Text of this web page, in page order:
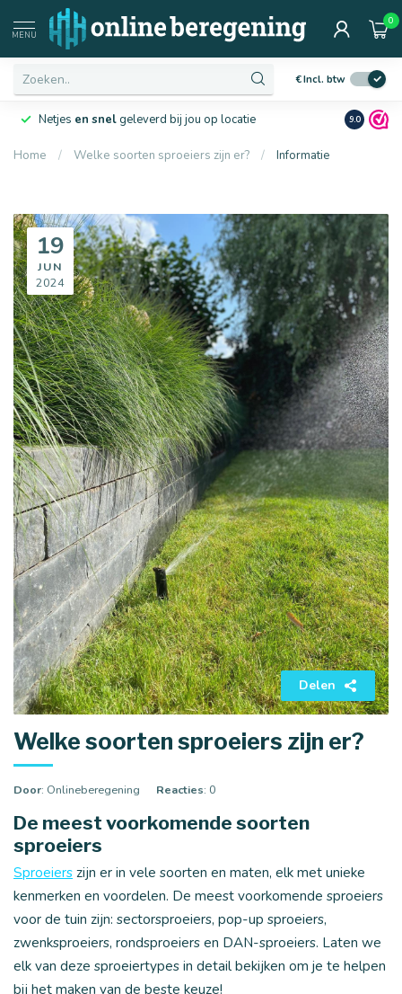
MENU
0
€Incl. btw
Netjes en snelgeleverd bij jou op locatie Ruim10
9.0
Home / Welke soorten sproeiers zijn er? / Informatie
19
JUN
2024
Delen
Welke soorten sproeiers zijn er?
Door: Onlineberegening Reacties: 0
De meest voorkomende soorten
sproeiers
Sproeierszijn er in vele soorten en maten, elk met unieke
kenmerken en voordelen. De meest voorkomende sproeiers
voor de tuin zijn: sectorsproeiers, pop-up sproeiers,
zwenksproeiers, rondsproeiers en DAN-sproeiers. Laten we
elk van deze sproeiertypes in detail bekijken om je te helpen
bij het maken van de beste keuze!